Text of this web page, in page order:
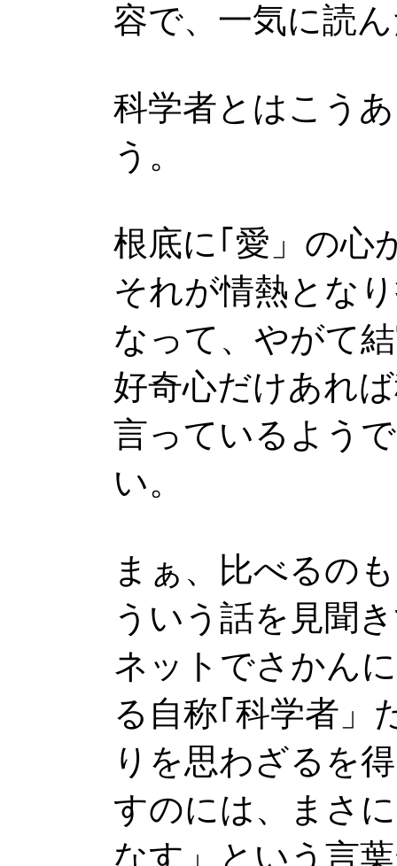
容で、一気に読
科学者とはこう
う。
根底に｢愛」の心
それが情熱とな
なって、やがて
好奇心だけあれ
言っているよう
い。
まぁ、比べるの
ういう話を見聞
ネットでさかん
る自称｢科学者」
りを思わざるを
すのには、まさ
なす」という言